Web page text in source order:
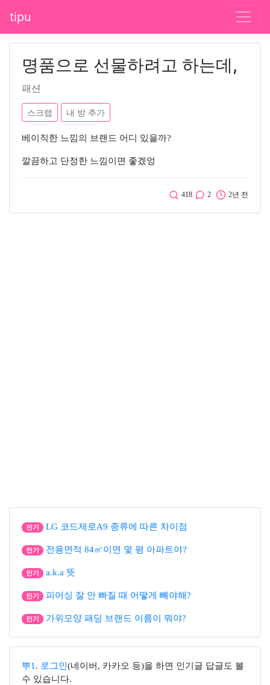
tipu
명품으로 선물하려고 하는데,
패션
스크랩 내 방 추가
베이직한 느낌의 브랜드 어디 있을까?
깔끔하고 단정한 느낌이면 좋겠엉
418 2 2년 전
인기 LG 코드제로A9 종류에 따른 차이점
인기 전용면적 84㎡이면 몇 평 아파트야?
인기 a.k.a 뜻
인기 피어싱 잘 안 빠질 때 어떻게 빼야해?
인기 가위모양 패딩 브랜드 이름이 뭐야?
뿌1 . 로그인 (네이버, 카카오 등)을 하면 인기글 답글도 볼
수 있습니다.